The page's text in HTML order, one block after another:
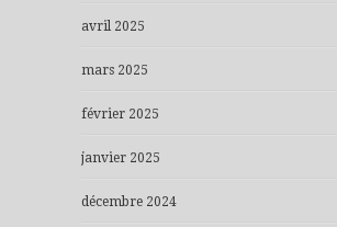
avril 2025
mars 2025
février 2025
janvier 2025
décembre 2024